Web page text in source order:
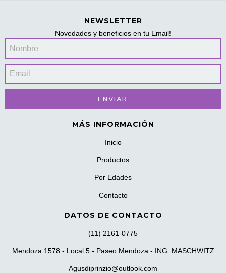
NEWSLETTER
Novedades y beneficios en tu Email!
MÁS INFORMACIÓN
Inicio
Productos
Por Edades
Contacto
DATOS DE CONTACTO
(11) 2161-0775
Mendoza 1578 - Local 5 - Paseo Mendoza - ING. MASCHWITZ
Agusdiprinzio@outlook.com